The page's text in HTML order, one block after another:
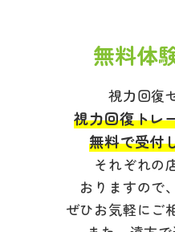
無料体
視力回復
視力回復トレ
無料で受付
それぞれの
おりますので
ぜひお気軽にご